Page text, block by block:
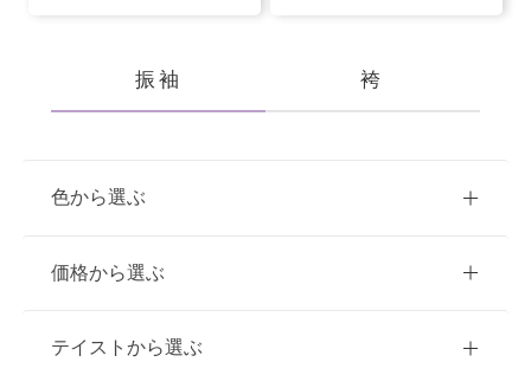
振袖 袴
色から選ぶ
赤
価格から選ぶ
ご購入
テイストから選ぶ